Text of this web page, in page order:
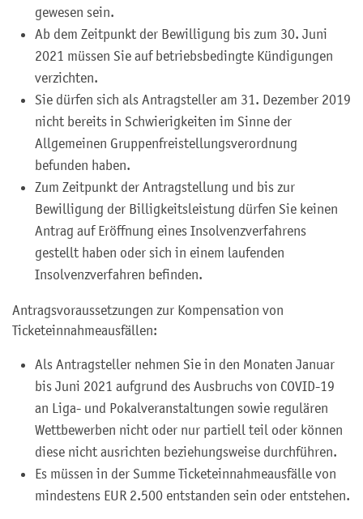
gewesen sein.
Ab dem Zeitpunkt der Bewilligung bis zum 30. Juni
2021 müssen Sie auf betriebsbedingte Kündigungen
verzichten.
Sie dürfen sich als Antragsteller am 31. Dezember 2019
nicht bereits in Schwierigkeiten im Sinne der
Allgemeinen Gruppenfreistellungsverordnung
befunden haben.
Zum Zeitpunkt der Antragstellung und bis zur
Bewilligung der Billigkeitsleistung dürfen Sie keinen
Antrag auf Eröffnung eines Insolvenzverfahrens
gestellt haben oder sich in einem laufenden
Insolvenzverfahren befinden.
Antragsvoraussetzungen zur Kompensation von
Ticketeinnahmeausfällen:
Als Antragsteller nehmen Sie in den Monaten Januar
bis Juni 2021 aufgrund des Ausbruchs von COVID-19
an Liga- und Pokalveranstaltungen sowie regulären
Wettbewerben nicht oder nur partiell teil oder können
diese nicht ausrichten beziehungsweise durchführen.
Es müssen in der Summe Ticketeinnahmeausfälle von
mindestens EUR 2.500 entstanden sein oder entstehen.